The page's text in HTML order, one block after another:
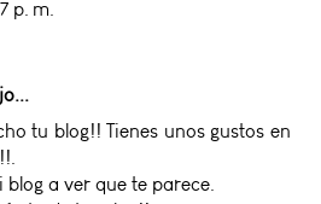
p. m.
tu blog!! Tienes unos gustos en
a ver que te parece.